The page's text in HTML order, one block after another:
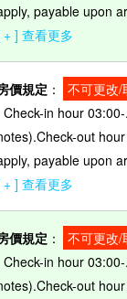
payable upon
+ ] 查看更多
價規定 ：
不可更改/
Check-in hour
out
payable upon
+ ] 查看更多
價規定 ：
不可更改/
Check-in hour
out